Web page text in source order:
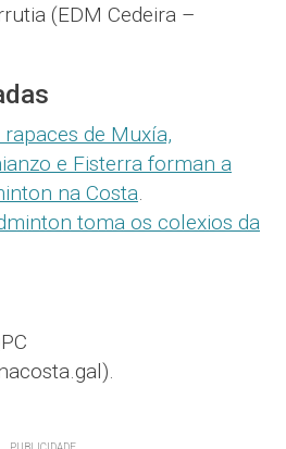
(EDM Cedeira –
rapaces de Muxía,
e Fisterra forman a
na Costa
toma os colexios da